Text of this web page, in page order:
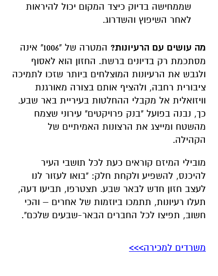
שממחישה בדיוק כיצד המקום יכול להיראות
לאחר השיפוץ והשדרוג.
מה עושים עם הרעיונות?
המטרה של "1006" אינה
מסתכמת רק בדיונים ברשת. החזון הוא לאסוף
ולגבש את הרעיונות המוצלחים ביותר שזכו לתמיכה
ציבורית רחבה, ולהציף אותם בצורה מאורגנת
וויזואלית אל מקבלי ההחלטות בעיריית באר שבע.
כך, נבנה בפועל "בנק פרויקטים" עירוני שצמח
מהשטח ומייצג את הרצונות האמיתיים של
הקהילה.
מובילי המיזם קוראים כעת לכל תושבי העיר
להיכנס, להשפיע ולקחת חלק: "בואו לעזור לנו
לעצב חזון חדש לבאר שבע. תצטרפו, תביעו דעה,
תעלו רעיונות, תתמכו ביוזמות של אחרים – והכי
חשוב, תפיצו לכל החברים הבאר-שבעים שלכם".
משרדים למכירה>>>